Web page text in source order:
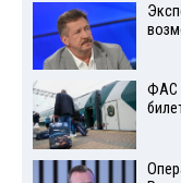
ФАС